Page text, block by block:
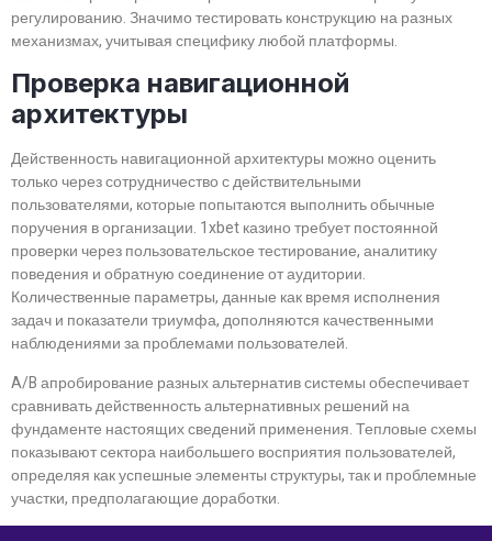
регулированию. Значимо тестировать конструкцию на разных
механизмах, учитывая специфику любой платформы.
Проверка навигационной
архитектуры
Действенность навигационной архитектуры можно оценить
только через сотрудничество с действительными
пользователями, которые попытаются выполнить обычные
поручения в организации. 1xbet казино требует постоянной
проверки через пользовательское тестирование, аналитику
поведения и обратную соединение от аудитории.
Количественные параметры, данные как время исполнения
задач и показатели триумфа, дополняются качественными
наблюдениями за проблемами пользователей.
A/B апробирование разных альтернатив системы обеспечивает
сравнивать действенность альтернативных решений на
фундаменте настоящих сведений применения. Тепловые схемы
показывают сектора наибольшего восприятия пользователей,
определяя как успешные элементы структуры, так и проблемные
участки, предполагающие доработки.